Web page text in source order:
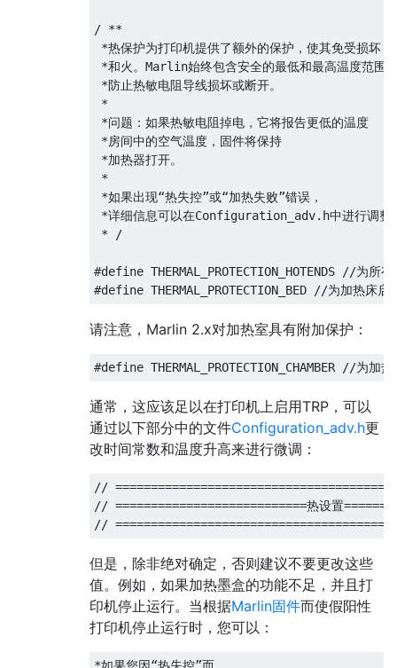
/ **
*热保护为打印机提供了额外的保护，使其免受损坏
*和火。Marlin始终包含安全的最低和最高温度范围
*防止热敏电阻导线损坏或断开。
*
*问题：如果热敏电阻掉电，它将报告更低的温度
*房间中的空气温度，固件将保持
*加热器打开。
*
*如果出现“热失控”或“加热失败”错误，
*详细信息可以在Configuration_adv.h中进行调整
* /
#define THERMAL_PROTECTION_HOTENDS //为所
请注意，Marlin 2.x对加热室具有附加保护：
通常，这应该足以在打印机上启用TRP，可以
通过以下部分中的文件Configuration_adv.h更
改时间常数和温度升高来进行微调：
//
// ===========================热设置
但是，除非绝对确定，否则建议不要更改这些
值。例如，如果加热墨盒的功能不足，并且打
印机停止运行。当根据Marlin固件而使假阳性
打印机停止运行时，您可以：